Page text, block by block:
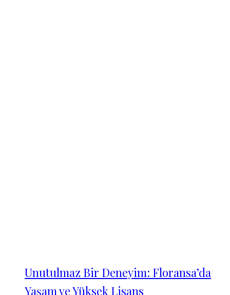
Unutulmaz Bir Deneyim: Floransa’da
Yaşam ve Yüksek Lisans